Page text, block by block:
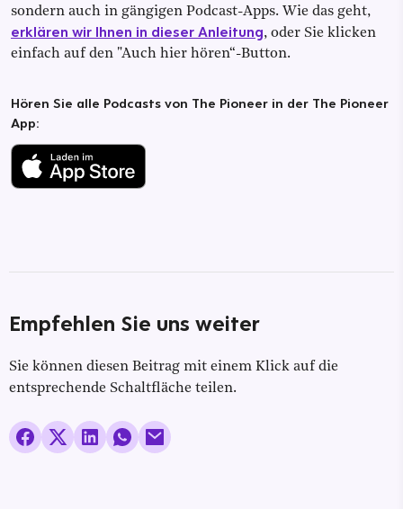
sondern auch in gängigen Podcast-Apps. Wie das geht,
erklären wir Ihnen in dieser Anleitung, oder Sie klicken
einfach auf den "Auch hier hören“-Button.
Hören Sie alle Podcasts von The Pioneer in der The Pioneer
App:
Empfehlen Sie uns weiter
Sie können diesen Beitrag mit einem Klick auf die
entsprechende Schaltfläche teilen.